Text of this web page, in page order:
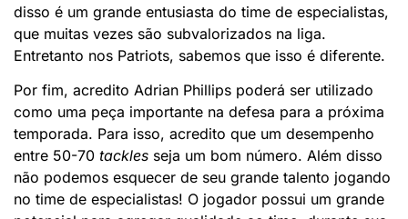
disso é um grande entusiasta do time de especialistas,
que muitas vezes são subvalorizados na liga.
Entretanto nos Patriots, sabemos que isso é diferente.
Por fim, acredito Adrian Phillips poderá ser utilizado
como uma peça importante na defesa para a próxima
temporada. Para isso, acredito que um desempenho
entre 50-70 tackles seja um bom número. Além disso
não podemos esquecer de seu grande talento jogando
no time de especialistas! O jogador possui um grande